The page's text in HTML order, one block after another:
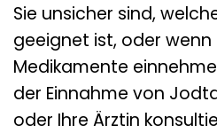
Sie unsicher sind,
geeignet ist, oder wenn
Medikamente
der Einnahme von
oder Ihre Ärztin